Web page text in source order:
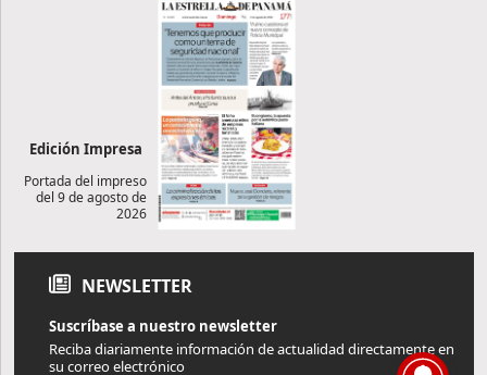
Edición Impresa
Portada del impreso
del 9 de agosto de
2026
NEWSLETTER
Suscríbase a nuestro newsletter
Reciba diariamente información de actualidad directamente en
su correo electrónico